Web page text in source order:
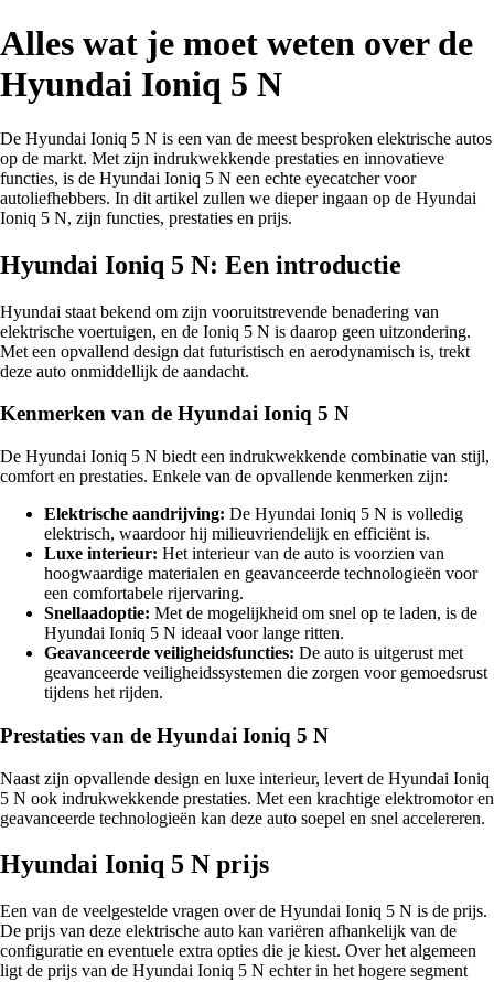
Alles wat je moet weten over de
Hyundai Ioniq 5 N
De Hyundai Ioniq 5 N is een van de meest besproken elektrische autos
op de markt. Met zijn indrukwekkende prestaties en innovatieve
functies, is de Hyundai Ioniq 5 N een echte eyecatcher voor
autoliefhebbers. In dit artikel zullen we dieper ingaan op de Hyundai
Ioniq 5 N, zijn functies, prestaties en prijs.
Hyundai Ioniq 5 N: Een introductie
Hyundai staat bekend om zijn vooruitstrevende benadering van
elektrische voertuigen, en de Ioniq 5 N is daarop geen uitzondering.
Met een opvallend design dat futuristisch en aerodynamisch is, trekt
deze auto onmiddellijk de aandacht.
Kenmerken van de Hyundai Ioniq 5 N
De Hyundai Ioniq 5 N biedt een indrukwekkende combinatie van stijl,
comfort en prestaties. Enkele van de opvallende kenmerken zijn:
Elektrische aandrijving: De Hyundai Ioniq 5 N is volledig
elektrisch, waardoor hij milieuvriendelijk en efficiënt is.
Luxe interieur: Het interieur van de auto is voorzien van
hoogwaardige materialen en geavanceerde technologieën voor
een comfortabele rijervaring.
Snellaadoptie: Met de mogelijkheid om snel op te laden, is de
Hyundai Ioniq 5 N ideaal voor lange ritten.
Geavanceerde veiligheidsfuncties: De auto is uitgerust met
geavanceerde veiligheidssystemen die zorgen voor gemoedsrust
tijdens het rijden.
Prestaties van de Hyundai Ioniq 5 N
Naast zijn opvallende design en luxe interieur, levert de Hyundai Ioniq
5 N ook indrukwekkende prestaties. Met een krachtige elektromotor en
geavanceerde technologieën kan deze auto soepel en snel accelereren.
Hyundai Ioniq 5 N prijs
Een van de veelgestelde vragen over de Hyundai Ioniq 5 N is de prijs.
De prijs van deze elektrische auto kan variëren afhankelijk van de
configuratie en eventuele extra opties die je kiest. Over het algemeen
ligt de prijs van de Hyundai Ioniq 5 N echter in het hogere segment